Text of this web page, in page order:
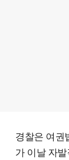
경찰은 여권
가 이날 자